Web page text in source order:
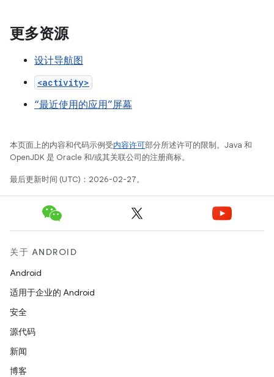
更多资源
设计导航图
<activity>
“最近使用的应用”屏幕
本页面上的内容和代码示例受内容许可部分所述许可的限制。Java 和
OpenJDK 是 Oracle 和/或其关联公司的注册商标。
最后更新时间 (UTC)：2026-02-27。
关于 ANDROID
Android
适用于企业的 Android
安全
源代码
新闻
博客